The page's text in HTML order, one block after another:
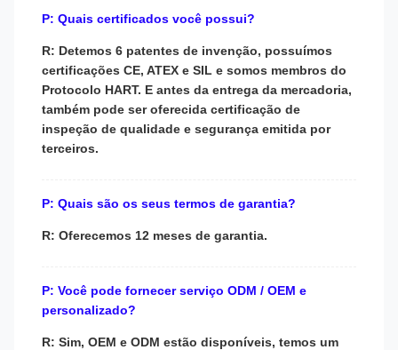
P: Quais certificados você possui?
R: Detemos 6 patentes de invenção, possuímos
certificações CE, ATEX e SIL e somos membros do
Protocolo HART. E antes da entrega da mercadoria,
também pode ser oferecida certificação de
inspeção de qualidade e segurança emitida por
terceiros.
P: Quais são os seus termos de garantia?
R: Oferecemos 12 meses de garantia.
P: Você pode fornecer serviço ODM / OEM e
personalizado?
R: Sim, OEM e ODM estão disponíveis, temos um